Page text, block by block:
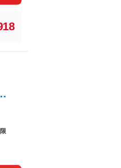
ト ＨＩＤヘッドライト タイミングチェーン ＥＴＣ ＣＤ ＤＶＤ パワーシート プッシュスタート